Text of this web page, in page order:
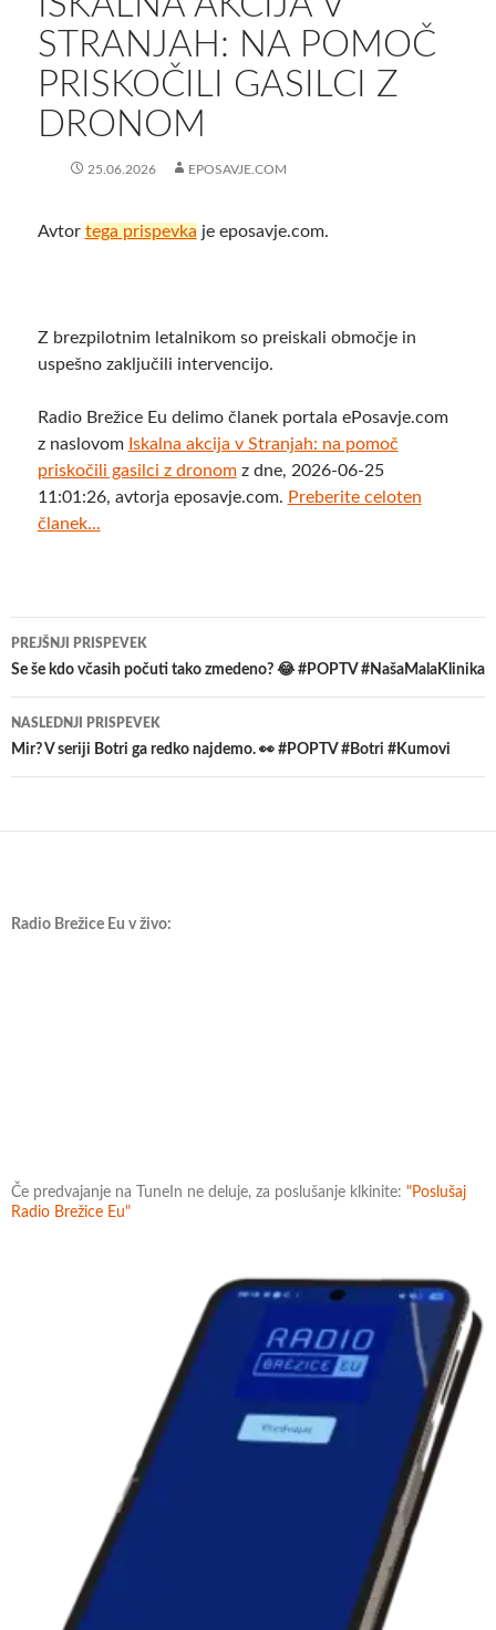
STRANJAH: NA POMOČ
PRISKOČILI GASILCI Z
DRONOM
25.06.2026 EPOSAVJE.COM
Avtor tega prispevka je eposavje.com.
Z brezpilotnim letalnikom so preiskali območje in
uspešno zaključili intervencijo.
Radio Brežice Eu delimo članek portala ePosavje.com
z naslovom Iskalna akcija v Stranjah: na pomoč
priskočili gasilci z dronomz dne, 2026-06-25
11:01:26, avtorja eposavje.com. Preberite celoten
članek...
Krmarjenje
po
prispevkih
PREJŠNJI PRISPEVEK
Se še kdo včasih počuti tako zmedeno? 😂 #POPTV #NašaMalaKlinika
NASLEDNJI PRISPEVEK
Mir? V seriji Botri ga redko najdemo. 👀 #POPTV #Botri #Kumovi
Radio Brežice Eu v živo:
Če predvajanje na TuneIn ne deluje, za poslušanje klkinite: "Poslušaj
Radio Brežice Eu"